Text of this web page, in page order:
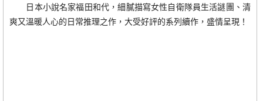
日本小說名家福田和代，細膩描寫女性自衛隊員生活謎團、清
爽又溫暖人心的日常推理之作，大受好評的系列續作，盛情呈現！